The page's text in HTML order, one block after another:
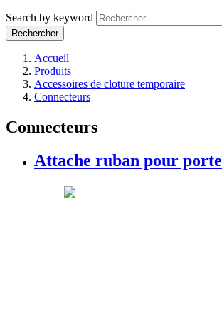
Search by keyword
Accueil
Produits
Accessoires de cloture temporaire
Connecteurs
Connecteurs
Attache ruban pour porte